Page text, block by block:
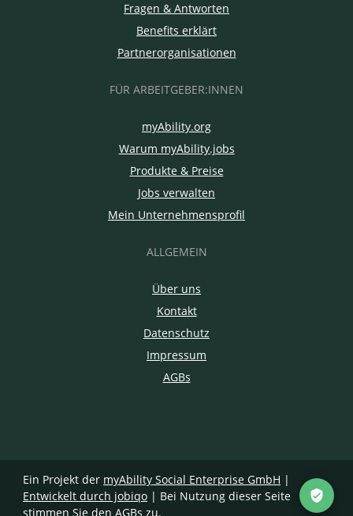
Fragen & Antworten
Benefits erklärt
Partnerorganisationen
FÜR ARBEITGEBER:INNEN
myAbility.org
Warum myAbility.jobs
Produkte & Preise
Jobs verwalten
Mein Unternehmensprofil
ALLGEMEIN
Über uns
Kontakt
Datenschutz
Impressum
AGBs
Ein Projekt der myAbility Social Enterprise GmbH |
Entwickelt durch jobiqo | Bei Nutzung dieser Seite
stimmen Sie den AGBs zu.